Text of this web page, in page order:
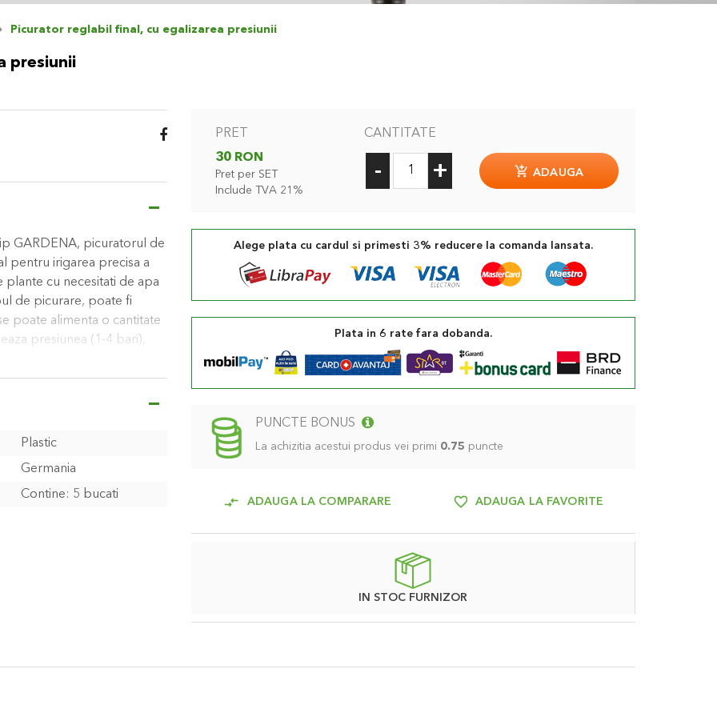
Picurator reglabil final, cu egalizarea presiunii
presiunii
PRET
30 RON
Pret per SET
Include TVA 21%
CANTITATE
- + ADAUGA
Alege plata cu cardul si primesti 3% reducere la comanda lansata.
Plata in 6 rate fara dobanda.
PUNCTE BONUS
La achizitia acestui produs vei primi 0.75 puncte
ADAUGA LA COMPARARE ADAUGA LA FAVORITE
IN STOC FURNIZOR
GARDENA, picuratorul de
pentru irigarea precisa a
plante cu necesitati de apa
de picurare, poate fi
poate alimenta o cantitate
presiunea (1-4 bari),
independent de
automata
pe termen lung.
dispozitivului de
de capat. Sunt incluse
Plastic
Germania
Contine: 5 bucati